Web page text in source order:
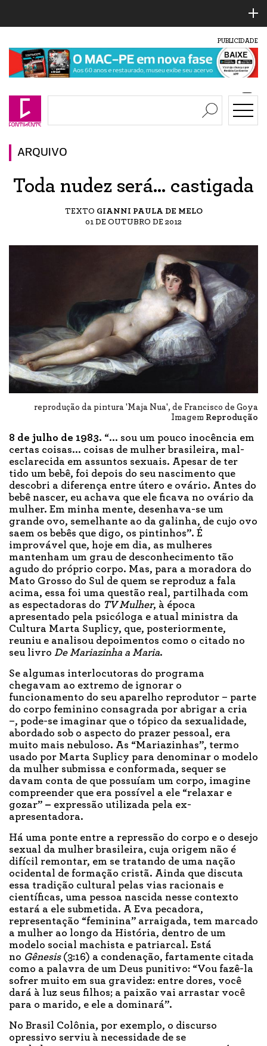
PUBLICIDADE
ARQUIVO
Toda nudez será… castigada
TEXTO GIANNI PAULA DE MELO
01 DE OUTUBRO DE 2012
reprodução da pintura 'Maja Nua', de Francisco de Goya
Imagem Reprodução
8 de julho de 1983. “... sou um pouco inocência em
certas coisas... coisas de mulher brasileira, mal-
esclarecida em assuntos sexuais. Apesar de ter
tido um bebê, foi depois do seu nascimento que
descobri a diferença entre útero e ovário. Antes do
bebê nascer, eu achava que ele ficava no ovário da
mulher. Em minha mente, desenhava-se um
grande ovo, semelhante ao da galinha, de cujo ovo
saem os bebês que digo, os pintinhos”. É
improvável que, hoje em dia, as mulheres
mantenham um grau de desconhecimento tão
agudo do próprio corpo. Mas, para a moradora do
Mato Grosso do Sul de quem se reproduz a fala
acima, essa foi uma questão real, partilhada com
as espectadoras do TV Mulher, à época
apresentado pela psicóloga e atual ministra da
Cultura Marta Suplicy, que, posteriormente,
reuniu e analisou depoimentos como o citado no
seu livro De Mariazinha a Maria.
Se algumas interlocutoras do programa
chegavam ao extremo de ignorar o
funcionamento do seu aparelho reprodutor – parte
do corpo feminino consagrada por abrigar a cria
–, pode-se imaginar que o tópico da sexualidade,
abordado sob o aspecto do prazer pessoal, era
muito mais nebuloso. As “Mariazinhas”, termo
usado por Marta Suplicy para denominar o modelo
da mulher submissa e conformada, sequer se
davam conta de que possuíam um corpo, imagine
compreender que era possível a ele “relaxar e
gozar” – expressão utilizada pela ex-
apresentadora.
Há uma ponte entre a repressão do corpo e o desejo
sexual da mulher brasileira, cuja origem não é
difícil remontar, em se tratando de uma nação
ocidental de formação cristã. Ainda que discuta
essa tradição cultural pelas vias racionais e
científicas, uma pessoa nascida nesse contexto
estará a ele submetida. A Eva pecadora,
representação “feminina” arraigada, tem marcado
a mulher ao longo da História, dentro de um
modelo social machista e patriarcal. Está
no Gênesis(3:16) a condenação, fartamente citada
como a palavra de um Deus punitivo: “Vou fazê-la
sofrer muito em sua gravidez: entre dores, você
dará à luz seus filhos; a paixão vai arrastar você
para o marido, e ele a dominará”.
No Brasil Colônia, por exemplo, o discurso
opressivo serviu à necessidade de se